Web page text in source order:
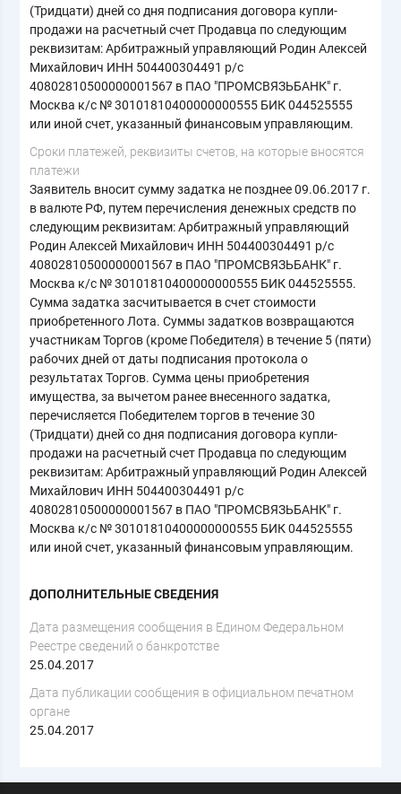
(Тридцати) дней со дня подписания договора купли-
продажи на расчетный счет Продавца по следующим
реквизитам: Арбитражный управляющий Родин Алексей
Михайлович ИНН 504400304491 р/с
40802810500000001567 в ПАО "ПРОМСВЯЗЬБАНК" г.
Москва к/с № 30101810400000000555 БИК 044525555
или иной счет, указанный финансовым управляющим.
Сроки платежей, реквизиты счетов, на которые вносятся
платежи
Заявитель вносит сумму задатка не позднее 09.06.2017 г.
в валюте РФ, путем перечисления денежных средств по
следующим реквизитам: Арбитражный управляющий
Родин Алексей Михайлович ИНН 504400304491 р/с
40802810500000001567 в ПАО "ПРОМСВЯЗЬБАНК" г.
Москва к/с № 30101810400000000555 БИК 044525555.
Сумма задатка засчитывается в счет стоимости
приобретенного Лота. Суммы задатков возвращаются
участникам Торгов (кроме Победителя) в течение 5 (пяти)
рабочих дней от даты подписания протокола о
результатах Торгов. Сумма цены приобретения
имущества, за вычетом ранее внесенного задатка,
перечисляется Победителем торгов в течение 30
(Тридцати) дней со дня подписания договора купли-
продажи на расчетный счет Продавца по следующим
реквизитам: Арбитражный управляющий Родин Алексей
Михайлович ИНН 504400304491 р/с
40802810500000001567 в ПАО "ПРОМСВЯЗЬБАНК" г.
Москва к/с № 30101810400000000555 БИК 044525555
или иной счет, указанный финансовым управляющим.
ДОПОЛНИТЕЛЬНЫЕ СВЕДЕНИЯ
Дата размещения сообщения в Едином Федеральном
Реестре сведений о банкротстве
25.04.2017
Дата публикации сообщения в официальном печатном
органе
25.04.2017